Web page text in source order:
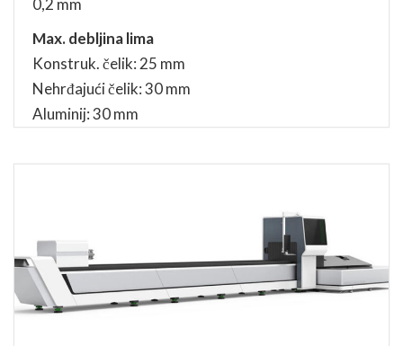
0,2 mm
Max. debljina lima
Konstruk. čelik: 25 mm
Nehrđajući čelik: 30 mm
Aluminij: 30 mm